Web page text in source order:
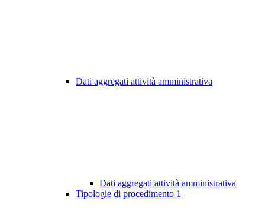
Dati aggregati attività amministrativa
Dati aggregati attività amministrativa
Tipologie di procedimento 1